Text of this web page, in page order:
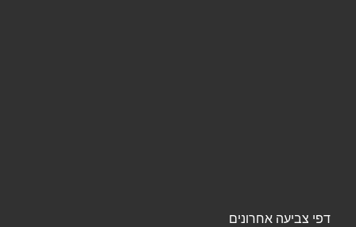
דפי צביעה אחרונים